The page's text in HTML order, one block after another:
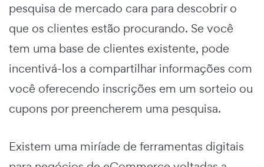
pesquisa de mercado cara para descobrir o
que os clientes estão procurando. Se você
tem uma base de clientes existente, pode
incentivá-los a compartilhar informações com
você oferecendo inscrições em um sorteio ou
cupons por preencherem uma pesquisa.
Existem uma miríade de ferramentas digitais